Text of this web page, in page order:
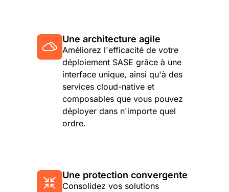
Une architecture agile
Améliorez l'efficacité de votre
déploiement SASE grâce à une
interface unique, ainsi qu'à des
services cloud-native et
composables que vous pouvez
déployer dans n'importe quel
ordre.
Une protection convergente
Consolidez vos solutions